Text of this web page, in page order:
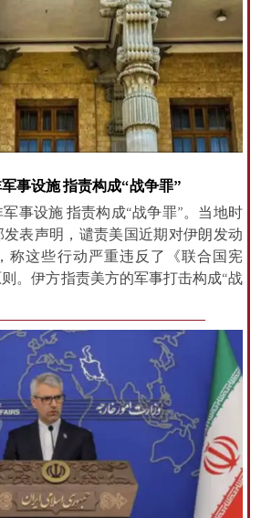
事设施 指责构成“战争罪”
事设施 指责构成“战争罪”。当地时
表声明，谴责美国近期对伊朗发动
称这些行动严重违反了《联合国宪
。伊方指责美方的军事打击构成“战